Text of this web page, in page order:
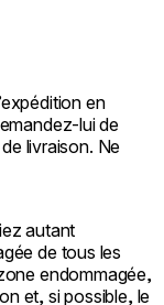
en
lui de
livraison. Ne
autant
de tous les
endommagée,
et, si possible, le